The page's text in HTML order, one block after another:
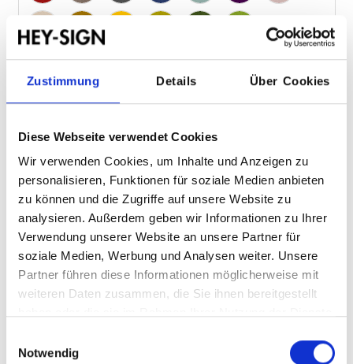
Zustimmung Details Über Cookies
Diese Webseite verwendet Cookies
Wir verwenden Cookies, um Inhalte und Anzeigen zu
personalisieren, Funktionen für soziale Medien anbieten
zu können und die Zugriffe auf unsere Website zu
analysieren. Außerdem geben wir Informationen zu Ihrer
Verwendung unserer Website an unsere Partner für
soziale Medien, Werbung und Analysen weiter. Unsere
Partner führen diese Informationen möglicherweise mit
weiteren Daten zusammen, die Sie ihnen bereitgestellt
Notwendig
Macadamia 86
Mustard 96 Maigrün 30
Zusammenfassung
Hinweis zum Widerruf
Produkt individuell konfigurierbar und daher vom
Widerruf ausgeschlossen.
Preise inkl. MwSt. zzgl. Versandkosten